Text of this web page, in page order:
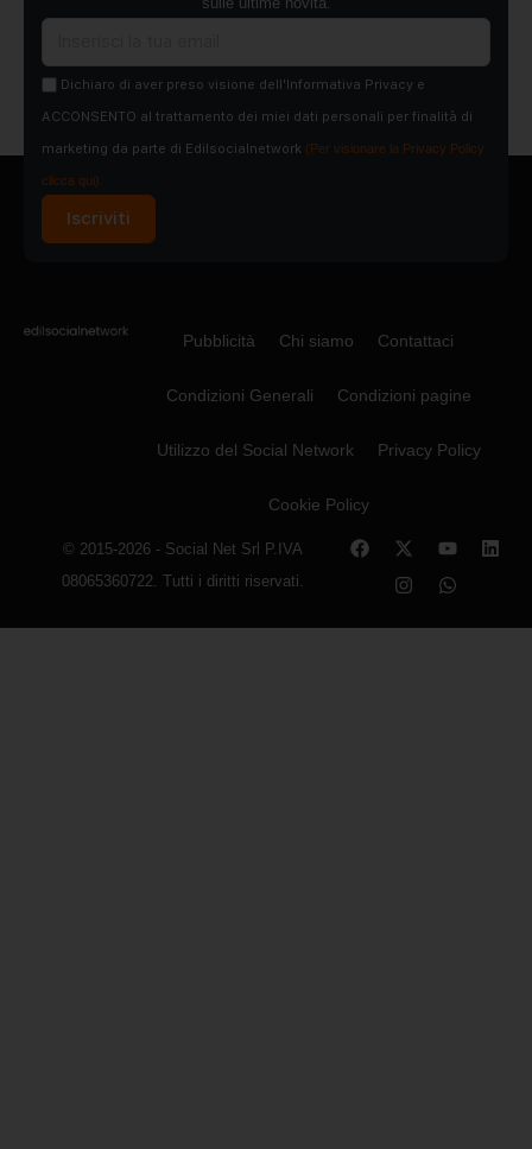
Dichiaro di aver preso visione dell'Informativa Privacy e
ACCONSENTO al trattamento dei miei dati personali per finalità di
marketing da parte di Edilsocialnetwork (Per visionare la Privacy Policy
clicca qui).
Iscriviti
Pubblicità Chi siamo Contattaci
Condizioni Generali Condizioni pagine
Utilizzo del Social Network Privacy Policy
Cookie Policy
© 2015-2026 - Social Net Srl P.IVA
08065360722. Tutti i diritti riservati.